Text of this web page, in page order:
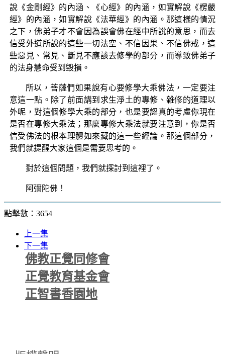
說《金剛經》的內涵、《心經》的內涵，如實解說《楞嚴
經》的內涵，如實解說《法華經》的內涵。那這樣的情況
之下，佛弟子才不會因為誤會佛在經中所說的意思，而去
信受外道所說的這些一切法空、不信因果、不信佛戒，這
些惡見、常見、斷見不應該去修學的部分，而導致佛弟子
的法身慧命受到毀損。
所以，菩薩們如果說有心要修學大乘佛法，一定要注
意這一點。除了前面講到求生淨土的專修、雜修的道理以
外呢，對這個修學大乘的部分，也是要認真的考慮你現在
是否在專修大乘法；那麼專修大乘法就要注意到，你是否
信受佛法的根本理體如來藏的這一些經論。那這個部分，
我們就提醒大家這個是需要思考的。
對於這個問題，我們就探討到這裡了。
阿彌陀佛！
點擊數：3654
上一集
下一集
佛教正覺同修會
正覺教育基金會
正智書香園地